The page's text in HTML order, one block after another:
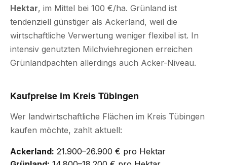
Hektar, im Mittel bei 100 €/ha. Grünland ist
tendenziell günstiger als Ackerland, weil die
wirtschaftliche Verwertung weniger flexibel ist. In
intensiv genutzten Milchviehregionen erreichen
Grünlandpachten allerdings auch Acker-Niveau.
Kaufpreise im Kreis Tübingen
Wer landwirtschaftliche Flächen im Kreis Tübingen
kaufen möchte, zahlt aktuell:
Ackerland: 21.900–26.900 € pro Hektar